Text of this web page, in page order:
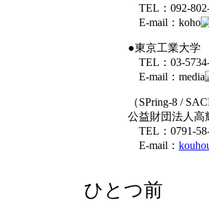
TEL：092-
E-mail：koho
●東京工業大学
TEL：03-
E-mail：media
（SPring-8 /
公益財団法人
TEL：0791-
E-mail：
ひとつ前